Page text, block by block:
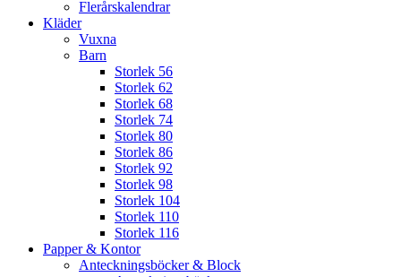
Flerårskalendrar
Kläder
Vuxna
Barn
Storlek 56
Storlek 62
Storlek 68
Storlek 74
Storlek 80
Storlek 86
Storlek 92
Storlek 98
Storlek 104
Storlek 110
Storlek 116
Papper & Kontor
Anteckningsböcker & Block